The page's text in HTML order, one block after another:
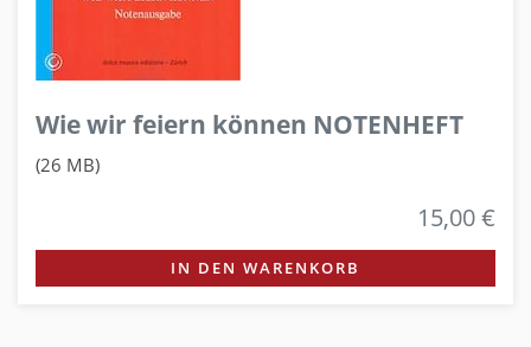
Wie wir feiern können NOTENHEFT
(26 MB)
15,00 €
IN DEN WARENKORB